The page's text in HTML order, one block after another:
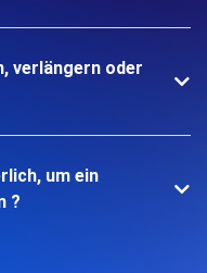
verlängern oder
um ein
?